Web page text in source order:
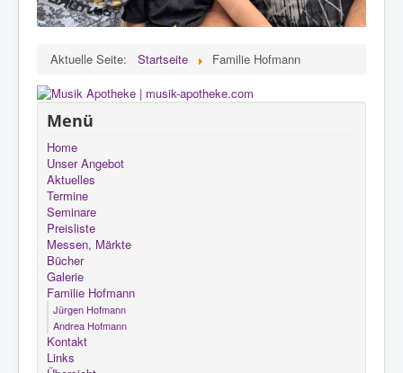
Aktuelle Seite: Startseite Familie Hofmann
Menü
Home
Unser Angebot
Aktuelles
Termine
Seminare
Preisliste
Messen, Märkte
Bücher
Galerie
Familie Hofmann
Jürgen Hofmann
Andrea Hofmann
Kontakt
Links